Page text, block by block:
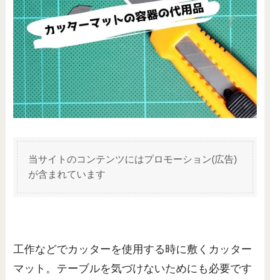
当サイトのコンテンツにはプロモーション(広告)
が含まれています
工作などでカッターを使用する時に敷くカッター
マット。テーブルを気づけないためにも必要です